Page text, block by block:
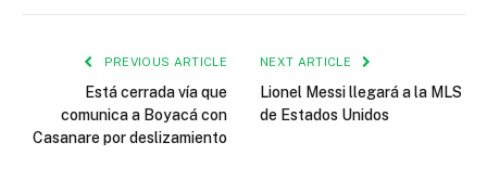
PREVIOUS ARTICLE
Está cerrada vía que
comunica a Boyacá con
Casanare por deslizamiento
NEXT ARTICLE
Lionel Messi llegará a la MLS
de Estados Unidos